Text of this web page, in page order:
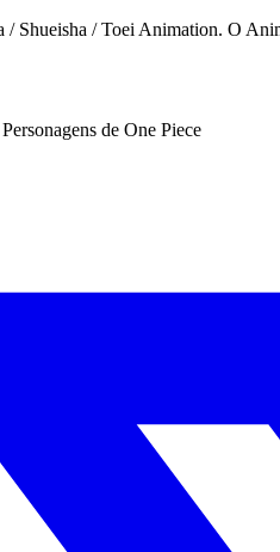
Shueisha / Toei Animation. O
de One Piece